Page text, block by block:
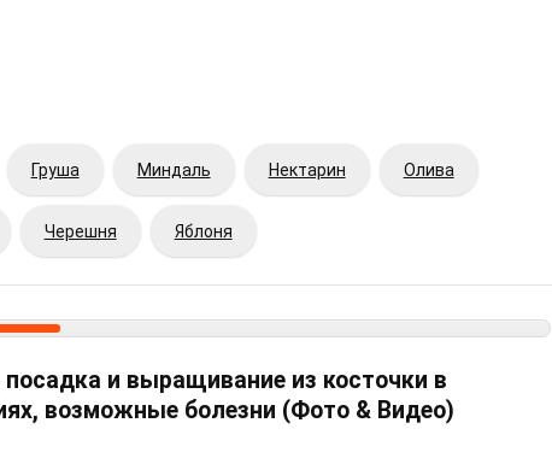
Груша Миндаль Нектарин Олива
Черешня Яблоня
посадка и выращивание из косточки в
возможные болезни (Фото & Видео)